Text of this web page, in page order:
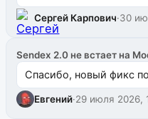
Сергей Карпович·30
Sendex 2.0 не встает на
Спасибо, новый фикс
Евгений·29 июля 2026,